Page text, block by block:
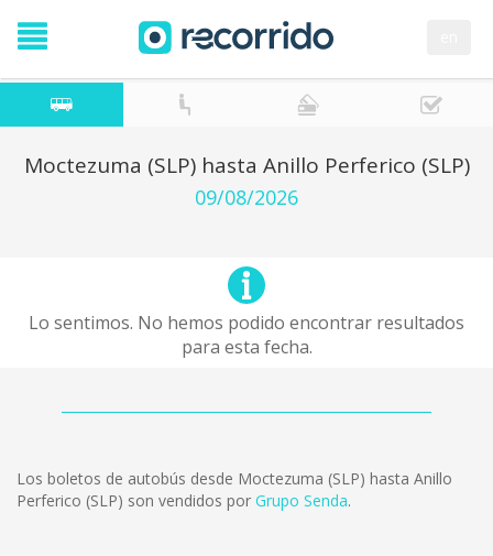
Moctezuma (SLP) hasta Anillo Perferico (SLP)
09/08/2026
Lo sentimos. No hemos podido encontrar resultados
para esta fecha.
Los boletos de autobús desde Moctezuma (SLP) hasta Anillo
Perferico (SLP) son vendidos por Grupo Senda.